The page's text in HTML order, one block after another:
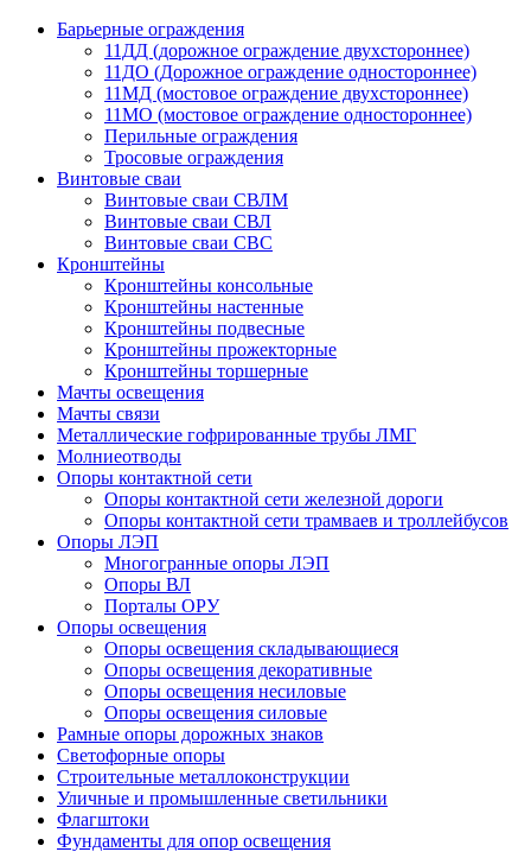
Барьерные ограждения
11ДД (дорожное ограждение двухстороннее)
11ДО (Дорожное ограждение одностороннее)
11МД (мостовое ограждение двухстороннее)
11МО (мостовое ограждение одностороннее)
Перильные ограждения
Тросовые ограждения
Винтовые сваи
Винтовые сваи СВЛМ
Винтовые сваи СВЛ
Винтовые сваи СВС
Кронштейны
Кронштейны консольные
Кронштейны настенные
Кронштейны подвесные
Кронштейны прожекторные
Кронштейны торшерные
Мачты освещения
Мачты связи
Металлические гофрированные трубы ЛМГ
Молниеотводы
Опоры контактной сети
Опоры контактной сети железной дороги
Опоры контактной сети трамваев и троллейбусов
Опоры ЛЭП
Многогранные опоры ЛЭП
Опоры ВЛ
Порталы ОРУ
Опоры освещения
Опоры освещения cкладывающиеся
Опоры освещения декоративные
Опоры освещения несиловые
Опоры освещения силовые
Рамные опоры дорожных знаков
Светофорные опоры
Строительные металлоконструкции
Уличные и промышленные светильники
Флагштоки
Фундаменты для опор освещения